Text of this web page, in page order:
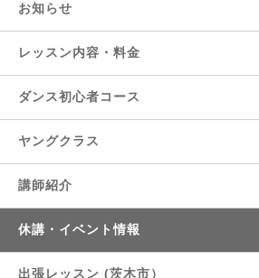
お知らせ
レッスン内容・料金
ダンス初心者コース
ヤングクラス
講師紹介
休講・イベント情報
出張レッスン (茨木市）